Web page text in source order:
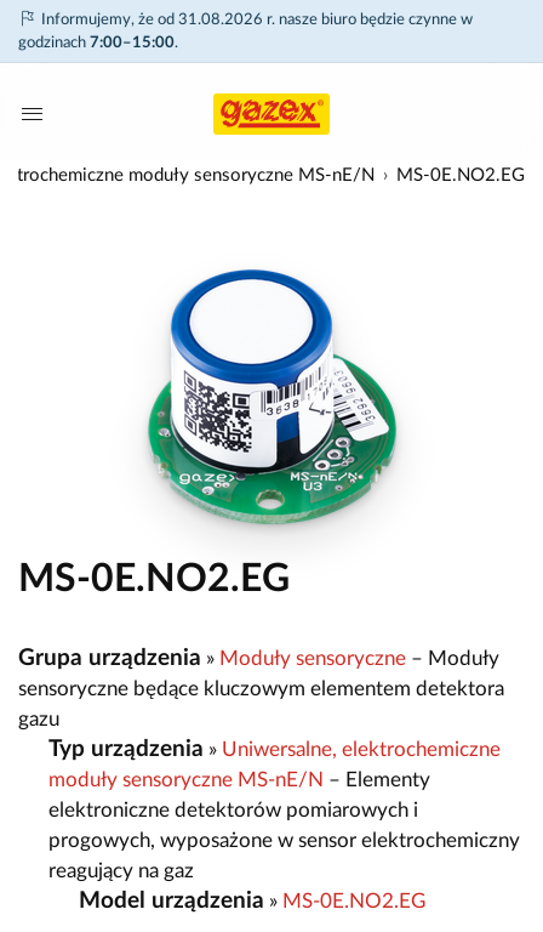
Informujemy, że od 31.08.2026 r. nasze biuro będzie czynne w
godzinach 7:00–15:00.
moduły sensoryczne MS-nE/N MS-0E.NO2.EG
MS-0E.NO2.EG
Grupa urządzenia » Moduły sensoryczne – Moduły
sensoryczne będące kluczowym elementem detektora
gazu
Typ urządzenia » Uniwersalne, elektrochemiczne
moduły sensoryczne MS-nE/N – Elementy
elektroniczne detektorów pomiarowych i
progowych, wyposażone w sensor elektrochemiczny
reagujący na gaz
Model urządzenia » MS-0E.NO2.EG